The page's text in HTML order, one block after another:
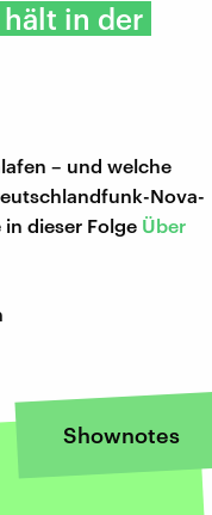
in der
– und welche
Nova-
dieser Folge Über
Shownotes